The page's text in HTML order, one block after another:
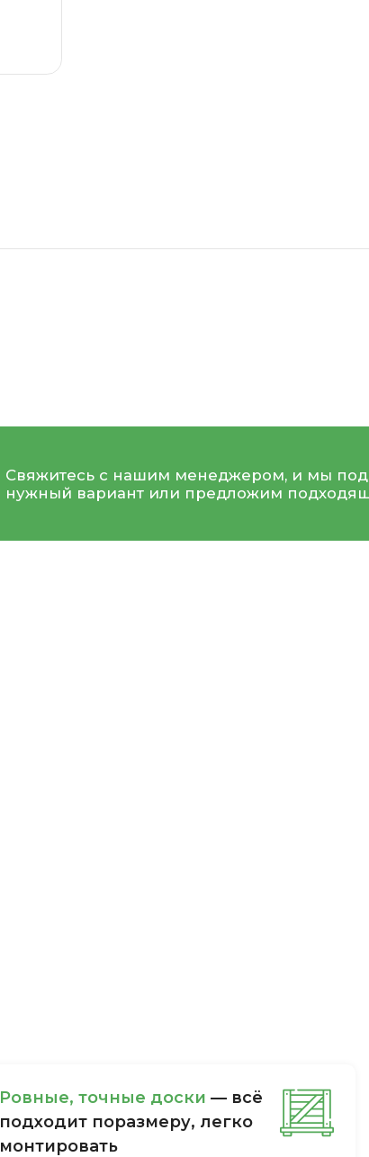
Свяжитесь с нашим менеджером, и мы
нужный вариант или предложим
Ровные, точные доски — всё
подходит поразмеру, легкo
монтировать